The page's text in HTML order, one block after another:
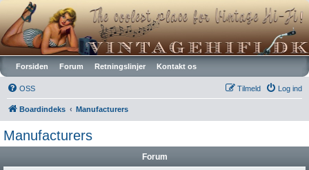
Vintagehifi.dk
Forsiden Forum Retningslinjer Kontakt os
OSS Log ind
Tilmeld
Boardindeks Manufacturers
Manufacturers
Forum